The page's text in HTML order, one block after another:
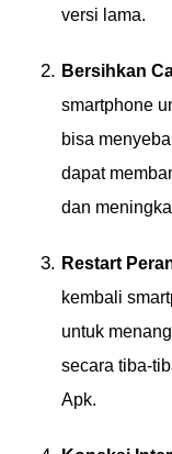
versi lama.
Bersihkan
smartphone
bisa
dapat
dan
Restart
kembali
untuk
secara tiba-
Apk.